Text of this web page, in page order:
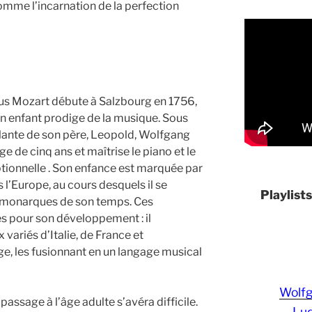
l’incarnation de la perfection
Mozart débute à Salzbourg en 1756,
enfant prodige de la musique. Sous
de son père, Leopold, Wolfgang
de cinq ans et maîtrise le piano et le
. Son enfance est marquée par
au cours desquels il se
de son temps. Ces
pour son développement : il
variés d’Italie, de France et
les fusionnant en un langage musical
à l’âge adulte s’avéra difficile.